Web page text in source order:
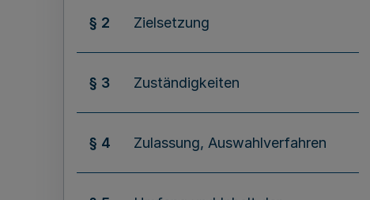
§ 2 Zielsetzung
§ 3 Zuständigkeiten
§ 4 Zulassung, Auswahlverfahren